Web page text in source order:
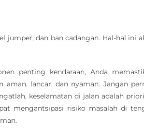
jumper, dan ban cadangan. Hal-hal ini
penting kendaraan, Anda
lancar, dan nyaman. Jangan
keselamatan di jalan adalah
mengantsipasi risiko masalah di